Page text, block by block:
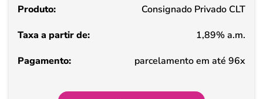
de
Pagamento
Consignado Privado CLT
1,89% a.m.
parcelamento em até 96x